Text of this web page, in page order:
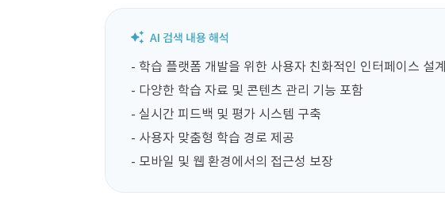
- 학습 플랫폼 개발을 위한 사용자 친화적인 인터페이스 설계
- 다양한 학습 자료 및 콘텐츠 관리 기능 포함
- 실시간 피드백 및 평가 시스템 구축
- 사용자 맞춤형 학습 경로 제공
- 모바일 및 웹 환경에서의 접근성 보장